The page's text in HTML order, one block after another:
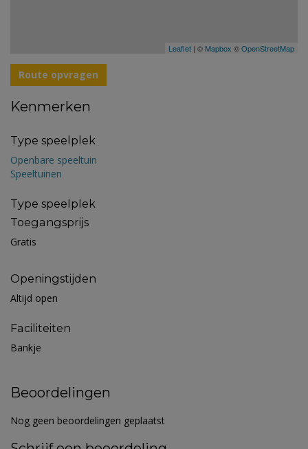
Leaflet | © Mapbox ©OpenStreetMap
Route opvragen
Kenmerken
Type speelplek
Openbare speeltuin
Speeltuinen
Type speelplek
Toegangsprijs
Gratis
Openingstijden
Altijd open
Faciliteiten
Bankje
Beoordelingen
Nog geen beoordelingen geplaatst